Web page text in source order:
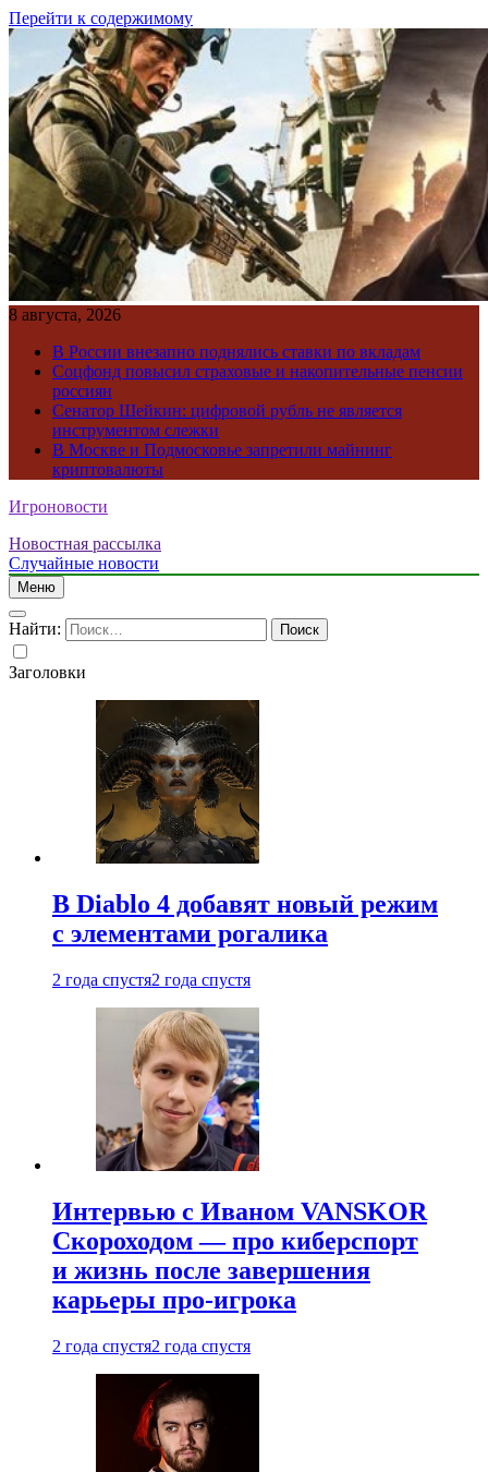
Перейти к содержимому
8 августа, 2026
В России внезапно поднялись ставки по вкладам
Соцфонд повысил страховые и накопительные пенсии
россиян
Сенатор Шейкин: цифровой рубль не является
инструментом слежки
В Москве и Подмосковье запретили майнинг
криптовалюты
Игроновости
Новостная рассылка
Случайные новости
Меню
Найти:
Заголовки
В Diablo 4 добавят новый режим
с элементами рогалика
2 года спустя2 года спустя
Интервью с Иваном VANSKOR
Скороходом — про киберспорт
и жизнь после завершения
карьеры про-игрока
2 года спустя2 года спустя